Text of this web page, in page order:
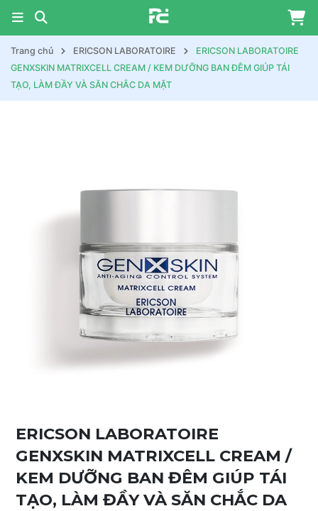
Trang chủ ERICSON LABORATOIRE
ERICSON LABORATOIRE
GENXSKIN MATRIXCELL CREAM / KEM DƯỠNG BAN ĐÊM GIÚP TÁI
TẠO, LÀM ĐẦY VÀ SĂN CHẮC DA MẶT
ERICSON LABORATOIRE
GENXSKIN MATRIXCELL CREAM /
KEM DƯỠNG BAN ĐÊM GIÚP TÁI
TẠO, LÀM ĐẦY VÀ SĂN CHẮC DA